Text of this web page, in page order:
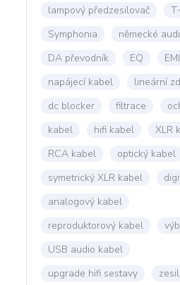
lampový předzesilovač
Symphonia
německé
DA převodník
EQ
napájecí kabel
lineární
dc blocker
filtrace
kabel
hifi kabel
XLR
RCA kabel
optický kabel
symetrický XLR kabel
analogový kabel
reproduktorový kabel
USB audio kabel
upgrade hifi sestavy